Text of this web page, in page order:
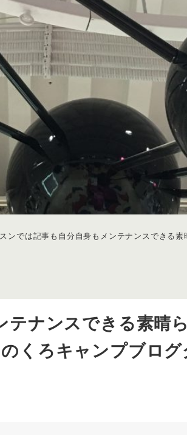
ンでは記事も自分自身もメンテナンスできる
ナンスできる素晴
くろキャンプブロ